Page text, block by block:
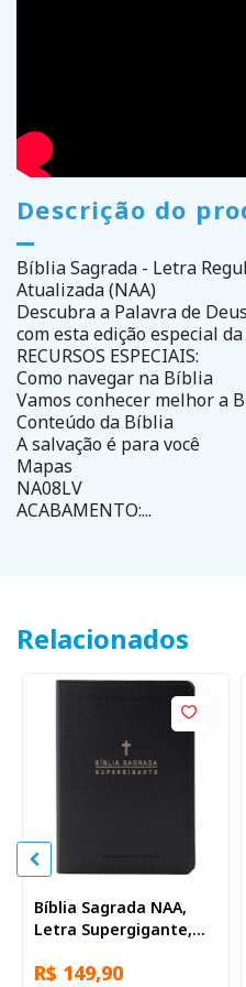
Descrição do
Bíblia Sagrada - Letra
Atualizada (NAA)
Descubra a Palavra de
com esta edição especial
RECURSOS ESPECIAIS:
Como navegar na Bíblia
Vamos conhecer melhor a
Conteúdo da Bíblia
A salvação é para você
Mapas
NA08LV
ACABAMENTO:...
Relacionados
Bíblia Sagrada NAA,
Letra Supergigante,
destacadas, com
R$ 149,90